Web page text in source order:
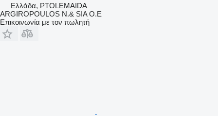
Ελλάδα, PTOLEMAIDA
ARGIROPOULOS N.& SIA O.E
Επικοινωνία με τον πωλητή